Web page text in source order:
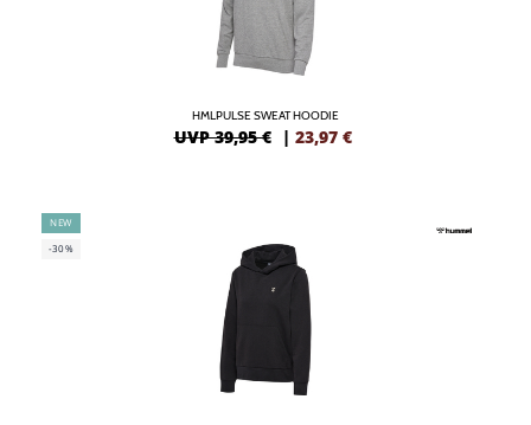
HMLPULSE SWEAT HOODIE
UVP 39,95 € | 23,97 €
NEW
-30%